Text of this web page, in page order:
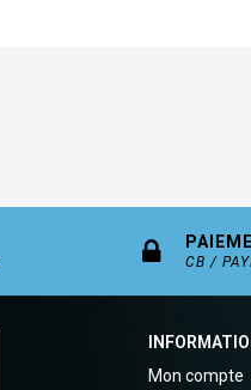
CB /
Mon compte